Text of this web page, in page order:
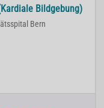
Bildgebung)
Bern